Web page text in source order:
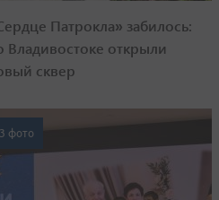
Патрокла» забилось:
Владивостоке открыли
сквер
фото